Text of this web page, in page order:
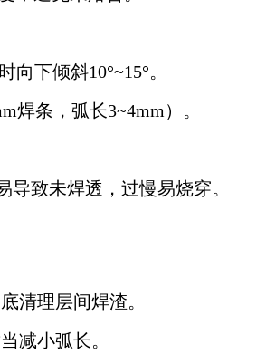
下倾斜10°~15°。
焊条，弧长3~4mm）。
致未焊透，过慢易烧穿。
清理层间焊渣。
减小弧长。